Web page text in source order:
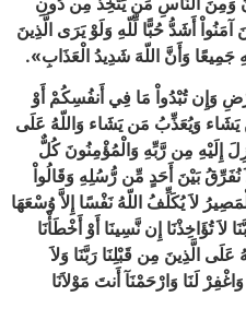
آمَنُواْ أَشَدُّ حُبًّا لِّلّهِ وَلَوْ يَرَى الَّذِينَ
جَمِيعًا وَأَنَّ اللّهَ شَدِيدُ الْعَذَابِ».
وَإِن تُبْدُواْ مَا فِي أَنفُسِكُمْ أَوْ
يَشَاء وَيُعَذِّبُ مَن يَشَاء وَاللّهُ عَلَى
إِلَيْهِ مِن رَّبِّهِ وَالْمُؤْمِنُونَ كُلٌّ
نُفَرِّقُ بَيْنَ أَحَدٍ مِّن رُّسُلِهِ وَقَالُواْ
لاَ يُكَلِّفُ اللّهُ نَفْسًا إِلاَّ وُسْعَهَا
تُؤَاخِذْنَا إِن نَّسِينَا أَوْ أَخْطَأْنَا
عَلَى الَّذِينَ مِن قَبْلِنَا رَبَّنَا وَلاَ
لَنَا وَارْحَمْنَآ أَنتَ مَوْلاَنَا